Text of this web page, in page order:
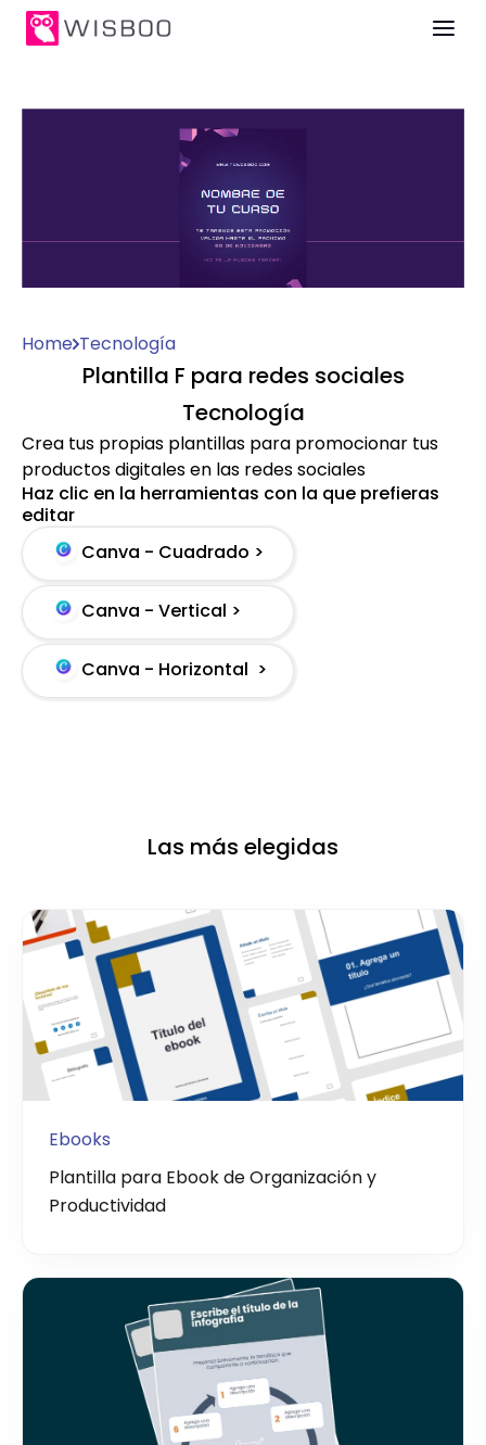
Home Tecnología
Plantilla F para redes sociales
Tecnología
Crea tus propias plantillas para promocionar tus
productos digitales en las redes sociales
Haz clic en la herramientas con la que prefieras
editar
Canva - Cuadrado >
Canva - Vertical >
Canva - Horizontal >
Las más elegidas
Ebooks
Plantilla para Ebook de Organización y
Productividad